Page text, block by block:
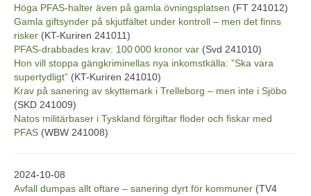
Höga PFAS-halter även på gamla övningsplatsen (FT 241012)
Gamla giftsynder på skjutfältet under kontroll – men det finns
risker (KT-Kuriren 241011)
PFAS-drabbades krav: 100 000 kronor var (Svd 241010)
Hon vill stoppa gängkriminellas nya inkomstkälla: ”Ska vara
supertydligt” (KT-Kuriren 241010)
Krav på sanering av skyttemark i Trelleborg – men inte i Sjöbo
(SKD 241009)
Natos militärbaser i Tyskland förgiftar floder och fiskar med
PFAS (WBW 241008)
2024-10-08
Avfall dumpas allt oftare – sanering dyrt för kommuner (TV4